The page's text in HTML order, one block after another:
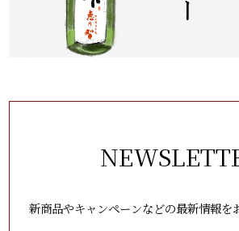
新商品やキャンペーンなどの最新情報を